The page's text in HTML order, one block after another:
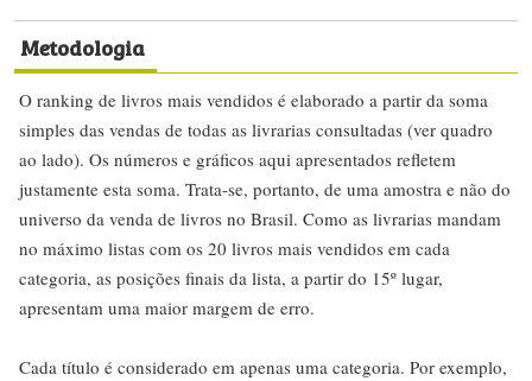
Metodologia
O ranking de livros mais vendidos é elaborado a partir da soma
simples das vendas de todas as livrarias consultadas (ver quadro
ao lado). Os números e gráficos aqui apresentados refletem
justamente esta soma. Trata-se, portanto, de uma amostra e não do
universo da venda de livros no Brasil. Como as livrarias mandam
no máximo listas com os 20 livros mais vendidos em cada
categoria, as posições finais da lista, a partir do 15º lugar,
apresentam uma maior margem de erro.
Cada título é considerado em apenas uma categoria. Por exemplo,